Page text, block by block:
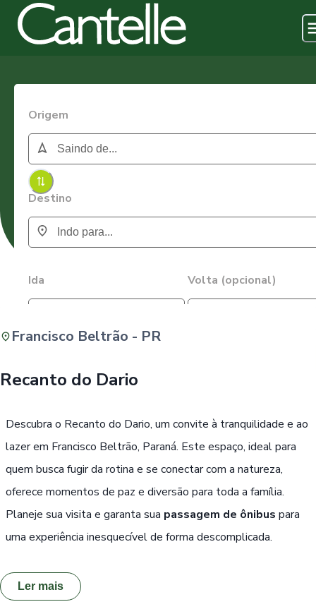
Origem
Destino
Ida Volta (opcional)
Francisco Beltrão - PR
Recanto do Dario
Descubra o Recanto do Dario, um convite à tranquilidade e ao
lazer em Francisco Beltrão, Paraná. Este espaço, ideal para
quem busca fugir da rotina e se conectar com a natureza,
oferece momentos de paz e diversão para toda a família.
Planeje sua visita e garanta sua passagem de ônibus para
uma experiência inesquecível de forma descomplicada.
Ler mais